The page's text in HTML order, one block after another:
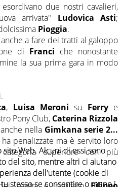
esordivano due nostri cavalieri,
arrivata" Ludovica Asti;
Pioggia.
a fare dei tratti al galoppo
di Franci che nonostante
la sua prima gara in modo
, Luisa Meroni su Ferrye
Pony Club, Caterina Rizzola
nella Gimkana serie 2...
penalizzate ma è servito loro
superiore con più
Web. Alcuni di essi sono
del sito, mentre altri ci aiutano
dell'utente (cookie di
stesso se consentire o meno i
Web. Alcuni di essi sono
del sito, mentre altri ci aiutano
dell'utente (cookie di
stesso se consentire o meno i